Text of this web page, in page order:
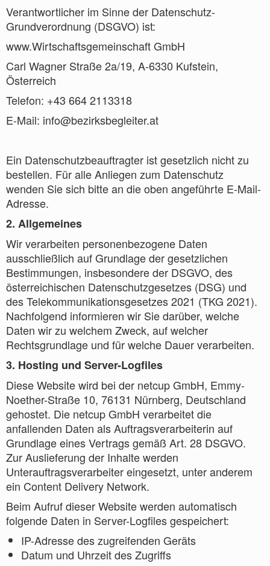
Verantwortlicher im Sinne der Datenschutz-
Grundverordnung (DSGVO) ist:
www.Wirtschaftsgemeinschaft GmbH
Carl Wagner Straße 2a/19, A-6330 Kufstein,
Österreich
Telefon: +43 664 2113318
E-Mail: info@bezirksbegleiter.at
Ein Datenschutzbeauftragter ist gesetzlich nicht zu
bestellen. Für alle Anliegen zum Datenschutz
wenden Sie sich bitte an die oben angeführte E-Mail-
Adresse.
2. Allgemeines
Wir verarbeiten personenbezogene Daten
ausschließlich auf Grundlage der gesetzlichen
Bestimmungen, insbesondere der DSGVO, des
österreichischen Datenschutzgesetzes (DSG) und
des Telekommunikationsgesetzes 2021 (TKG 2021).
Nachfolgend informieren wir Sie darüber, welche
Daten wir zu welchem Zweck, auf welcher
Rechtsgrundlage und für welche Dauer verarbeiten.
3. Hosting und Server-Logfiles
Diese Website wird bei der netcup GmbH, Emmy-
Noether-Straße 10, 76131 Nürnberg, Deutschland
gehostet. Die netcup GmbH verarbeitet die
anfallenden Daten als Auftragsverarbeiterin auf
Grundlage eines Vertrags gemäß Art. 28 DSGVO.
Zur Auslieferung der Inhalte werden
Unterauftragsverarbeiter eingesetzt, unter anderem
ein Content Delivery Network.
Beim Aufruf dieser Website werden automatisch
folgende Daten in Server-Logfiles gespeichert:
IP-Adresse des zugreifenden Geräts
Datum und Uhrzeit des Zugriffs